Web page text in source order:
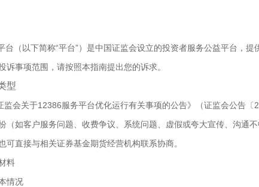
以下简称“平台”）是中国证监会设立的投资者服务公益平台，提
诉事项范围，请按照本指南提出您的诉求。
型
会关于12386服务平台优化运行有关事项的公告》（证监会公告〔
（如客户服务问题、收费争议、系统问题、虚假或夸大宣传、沟
可直接与相关证券基金期货经营机构联系协商。
料
情况